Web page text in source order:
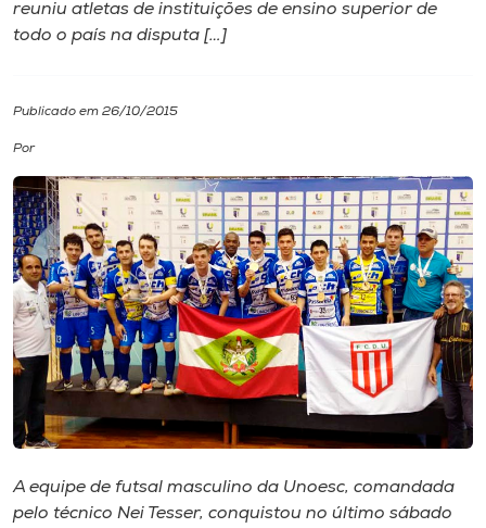
Internacionalização
Cultura
CPA
Biblioteca
Editora
Rádio
reuniu atletas de instituições de ensino superior de
todo o país na disputa […]
Publicado em 26/10/2015
Por
A equipe de futsal masculino da Unoesc, comandada
pelo técnico Nei Tesser, conquistou no último sábado